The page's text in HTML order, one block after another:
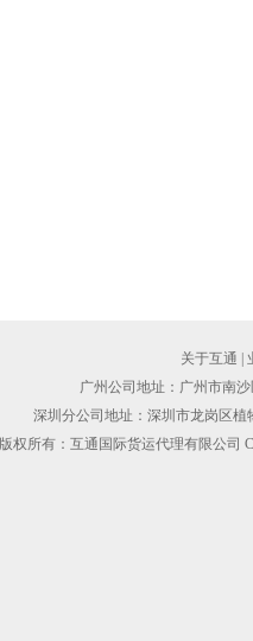
关于互通
广州公司地址：广州市南
深圳分公司地址：深圳市龙岗区植
版权所有：互通国际货运代理有限公司